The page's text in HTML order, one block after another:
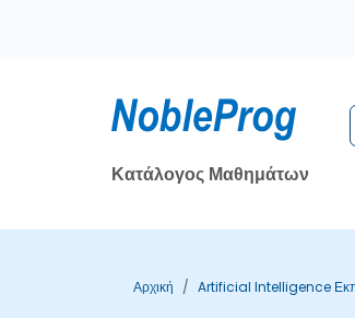
Κατάλογος Μαθημάτων
Αρχική Artificial Intelligence